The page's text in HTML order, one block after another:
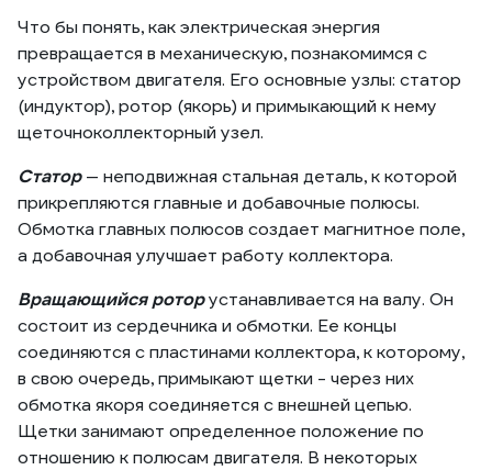
Что бы понять, как электрическая энергия
превращается в механическую, познакомимся с
устройством двигателя. Его основные узлы: статор
(индуктор), ротор (якорь) и примыкающий к нему
щеточноколлекторный узел.
Статор— неподвижная стальная деталь, к которой
прикрепляются главные и добавочные полюсы.
Обмотка главных полюсов создает магнитное поле,
а добавочная улучшает работу коллектора.
Вращающийся роторустанавливается на валу. Он
состоит из сердечника и обмотки. Ее концы
соединяются с пластинами коллектора, к которому,
в свою очередь, примыкают щетки - через них
обмотка якоря соединяется с внешней цепью.
Щетки занимают определенное положение по
отношению к полюсам двигателя. В некоторых